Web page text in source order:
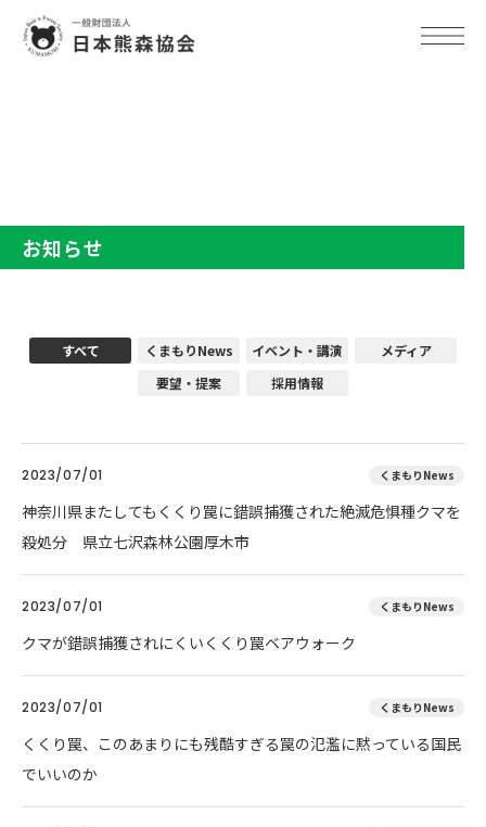
お知らせ
すべて くまもりNews イベント・講演
メディア
要望・提案
採用情報
2023/07/01 くまもりNews
神奈川県またしてもくくり罠に錯誤捕獲された絶滅危惧種クマを
殺処分 県立七沢森林公園厚木市
2023/07/01 くまもりNews
クマが錯誤捕獲されにくいくくり罠ベアウォーク
2023/07/01 くまもりNews
くくり罠、このあまりにも残酷すぎる罠の氾濫に黙っている国民
でいいのか